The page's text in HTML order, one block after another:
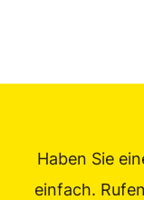
Haben Sie
einfach.